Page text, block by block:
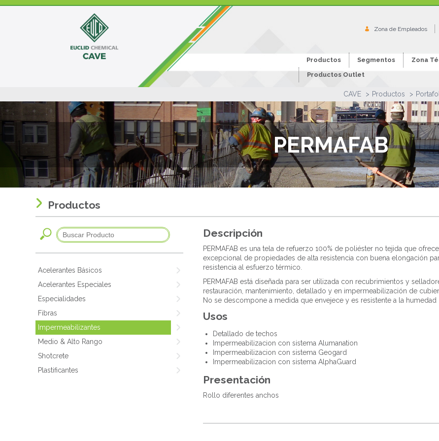
Zona de Empleados
Productos Segmentos Zona
Productos Outlet
CAVE Productos
PERMAFAB
Productos
Acelerantes Básicos
Acelerantes Especiales
Especialidades
Fibras
Impermeabilizantes
Medio & Alto Rango
Shotcrete
Plastificantes
Descripción
PERMAFAB es una tela de refuerzo 100% de poliéster no tejida que
excepcional de propiedades de alta resistencia con buena elongación
resistencia al esfuerzo térmico.
PERMAFAB está diseñada para ser utilizada con recubrimientos y
restauración, mantenimiento, detallado y en impermeabilización de
No se descompone a medida que envejece y es resistente a la humedad
Usos
Detallado de techos
Impermeabilizacion con sistema Alumanation
Impermeabilizacion con sistema Geogard
Impermeabilizacion con sistema AlphaGuard
Presentación
Rollo diferentes anchos